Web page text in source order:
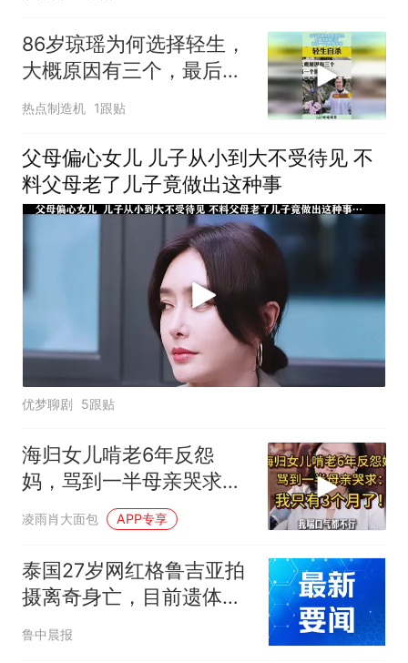
86岁琼瑶为何选择轻生，
大概原因有三个，最后一
个凡人做不到！
热点制造机 1跟贴
父母偏心女儿 儿子从小到大不受待见 不
料父母老了儿子竟做出这种事
优梦聊剧 5跟贴
海归女儿啃老6年反怨
妈，骂到一半母亲哭求：
我只有3个月了！
凌雨肖大面包 APP专享
泰国27岁网红格鲁吉亚拍
摄离奇身亡，目前遗体已
运抵泰国；格鲁吉亚初步
鲁中晨报